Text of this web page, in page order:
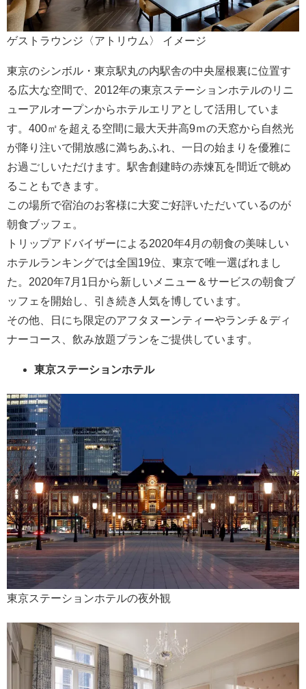
ゲストラウンジ〈アトリウム〉 イメージ
東京のシンボル・東京駅丸の内駅舎の中央屋根裏に位置す
る広大な空間で、2012年の東京ステーションホテルのリニ
ューアルオープンからホテルエリアとして活用していま
す。400㎡を超える空間に最大天井高9ｍの天窓から自然光
が降り注いで開放感に満ちあふれ、一日の始まりを優雅に
お過ごしいただけます。駅舎創建時の赤煉瓦を間近で眺め
ることもできます。
この場所で宿泊のお客様に大変ご好評いただいているのが
朝食ブッフェ。
トリップアドバイザーによる2020年4月の朝食の美味しい
ホテルランキングでは全国19位、東京で唯一選ばれまし
た。2020年7月1日から新しいメニュー＆サービスの朝食ブ
ッフェを開始し、引き続き人気を博しています。
その他、日にち限定のアフタヌーンティーやランチ＆ディ
ナーコース、飲み放題プランをご提供しています。
東京ステーションホテル
東京ステーションホテルの夜外観